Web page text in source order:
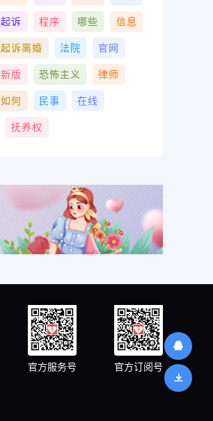
起诉 程序 哪些 信息
起诉离婚 法院 官网
新版 恐怖主义 律师
如何 民事 在线
抚养权
官方服务号 官方订阅号